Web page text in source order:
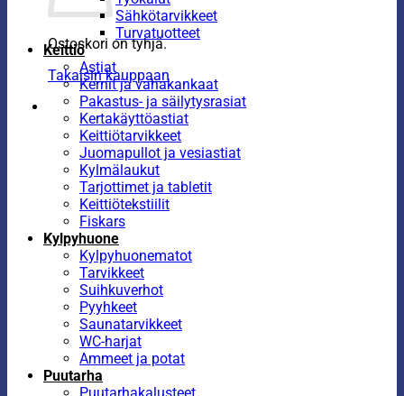
Ostoskori on tyhjä.
Takaisin kauppaan
Sähkötarvikkeet
Turvatuotteet
Keittiö
Astiat
Kernit ja vahakankaat
Pakastus- ja säilytysrasiat
Kertakäyttöastiat
Keittiötarvikkeet
Juomapullot ja vesiastiat
Kylmälaukut
Tarjottimet ja tabletit
Keittiötekstiilit
Fiskars
Kylpyhuone
Kylpyhuonematot
Tarvikkeet
Suihkuverhot
Pyyhkeet
Saunatarvikkeet
WC-harjat
Ammeet ja potat
Puutarha